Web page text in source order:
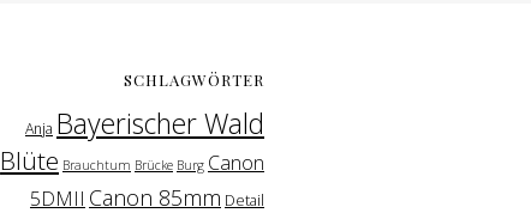
SCHLAGWÖRTER
Anja Bayerischer Wald
Blüte Brauchtum Brücke Burg Canon
5DMII Canon 85mm Detail